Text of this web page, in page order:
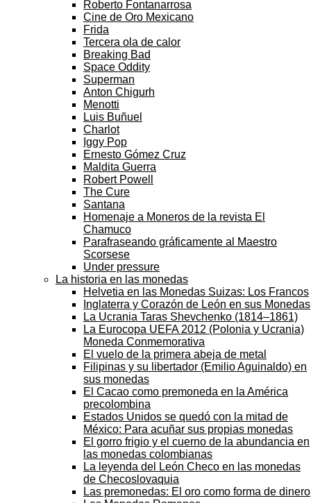
Roberto Fontanarrosa
Cine de Oro Mexicano
Frida
Tercera ola de calor
Breaking Bad
Space Oddity
Superman
Anton Chigurh
Menotti
Luis Buñuel
Charlot
Iggy Pop
Ernesto Gómez Cruz
Maldita Guerra
Robert Powell
The Cure
Santana
Homenaje a Moneros de la revista El
Chamuco
Parafraseando gráficamente al Maestro
Scorsese
Under pressure
La historia en las monedas
Helvetia en las Monedas Suizas: Los Francos
Inglaterra y Corazón de León en sus Monedas
La Ucrania Taras Shevchenko (1814–1861)
La Eurocopa UEFA 2012 (Polonia y Ucrania)
Moneda Conmemorativa
El vuelo de la primera abeja de metal
Filipinas y su libertador (Emilio Aguinaldo) en
sus monedas
El Cacao como premoneda en la América
precolombina
Estados Unidos se quedó con la mitad de
México: Para acuñar sus propias monedas
El gorro frigio y el cuerno de la abundancia en
las monedas colombianas
La leyenda del León Checo en las monedas
de Checoslovaquia
Las premonedas: El oro como forma de dinero